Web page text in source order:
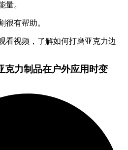
量。
很有帮助。
看视频，了解如何打磨亚克力边
克力制品在户外应用时变